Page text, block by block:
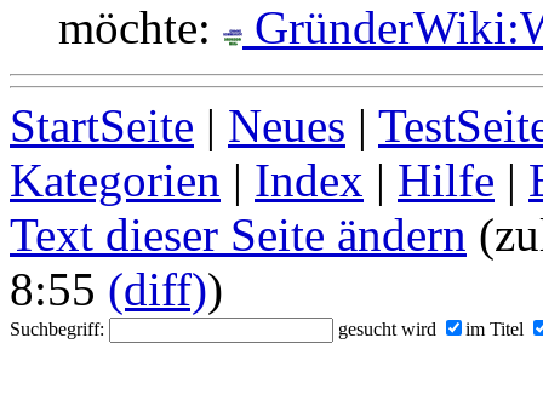
möchte:
StartSeite | Neues |
Kategorien | Index | Hilfe |
Text dieser Seite ändern
8:55 (diff))
Suchbegriff: gesucht wird im Titel